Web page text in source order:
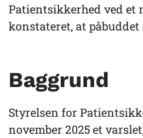
Patientsikkerhed ved et
konstateret, at påbuddet
Baggrund
Styrelsen for
november 2025 et